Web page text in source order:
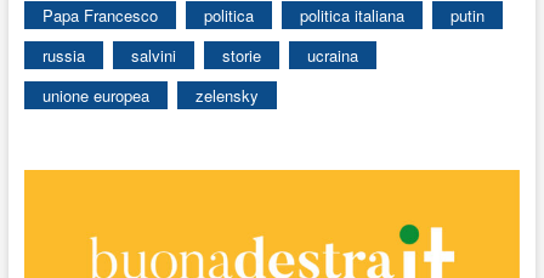
Papa Francesco
politica politica italiana
putin
russia
salvini storie
ucraina
unione europea
zelensky